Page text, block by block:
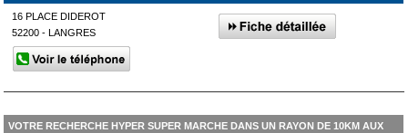
16 PLACE DIDEROT
52200 - LANGRES
VOTRE RECHERCHE HYPER SUPER MARCHE DANS UN RAYON DE 10KM AUX